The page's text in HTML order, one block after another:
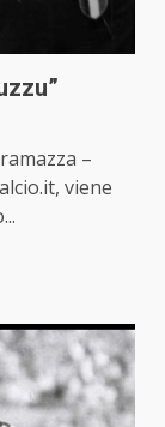
–
viene